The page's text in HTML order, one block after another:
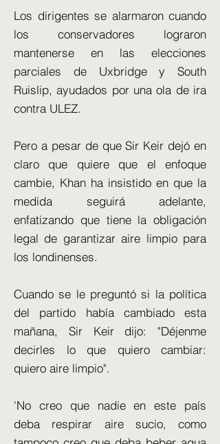
Los dirigentes se alarmaron cuando
los conservadores lograron
mantenerse en las elecciones
parciales de Uxbridge y South
Ruislip, ayudados por una ola de ira
contra ULEZ.
Pero a pesar de que Sir Keir dejó en
claro que quiere que el enfoque
cambie, Khan ha insistido en que la
medida seguirá adelante,
enfatizando que tiene la obligación
legal de garantizar aire limpio para
los londinenses.
Cuando se le preguntó si la política
del partido había cambiado esta
mañana, Sir Keir dijo: "Déjenme
decirles lo que quiero cambiar:
quiero aire limpio".
'No creo que nadie en este país
deba respirar aire sucio, como